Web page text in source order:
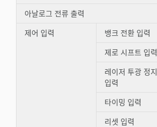
아날로그 전류 출력
제어 입력
뱅크 전환 입력
제로 시프트 입력
레이저 투광 정지
입력
타이밍 입력
리셋 입력